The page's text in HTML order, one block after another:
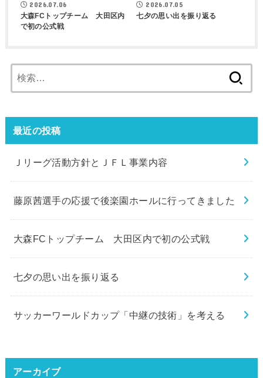
2026.07.06
大森FCトップチーム 大田区内
で初の公式戦
2026.07.05
七夕の思い出を振り返る
索:
最近の投稿
Ｊリーグ活動方針とＪＦＬ事業内容
藤原茜選手の応援で後楽園ホールに行ってきました
大森FCトップチーム 大田区内で初の公式戦
七夕の思い出を振り返る
サッカーワールドカップ「中継の技術」を考える
アーカイブ